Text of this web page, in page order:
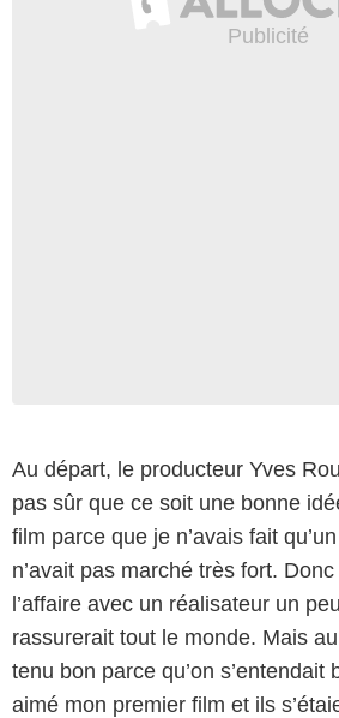
Au départ, le producteur Yves
pas sûr que ce soit une bonne
film parce que je n’avais fait
n’avait pas marché très fort.
l’affaire avec un réalisateur un
rassurerait tout le monde. Mais
tenu bon parce qu’on s’entendait
aimé mon premier film et ils